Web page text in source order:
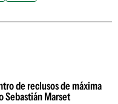
de reclusos de máxima
Sebastián Marset